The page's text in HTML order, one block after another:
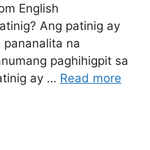
English
Ang patinig ay
na
paghihigpit sa
ay … Read more